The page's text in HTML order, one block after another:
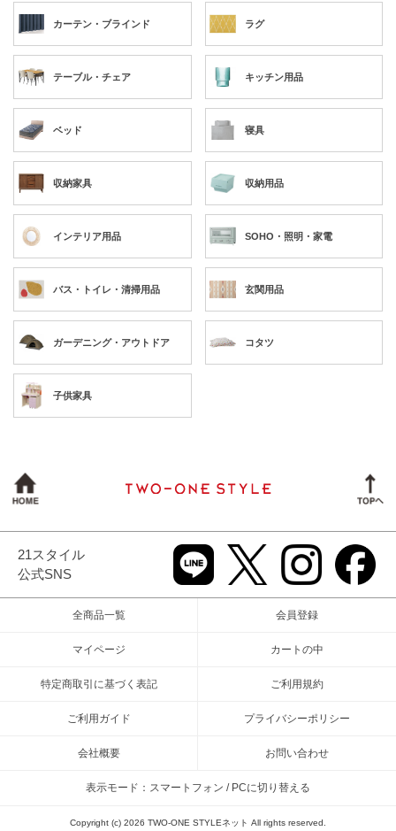
カーテン・ブラインド ラグ
テーブル・チェア キッチン用品
ベッド 寝具
収納家具 収納用品
インテリア用品 SOHO・照明・家電
バス・トイレ・清掃用品 玄関用品
ガーデニング・アウトドア コタツ
子供家具
21スタイル
公式SNS
全商品一覧 会員登録
マイページ カートの中
特定商取引に基づく表記 ご利用規約
ご利用ガイド プライバシーポリシー
会社概要 お問い合わせ
表示モード：スマートフォン / PCに切り替える
Copyright (c) 2026 TWO-ONE STYLEネット All rights reserved.